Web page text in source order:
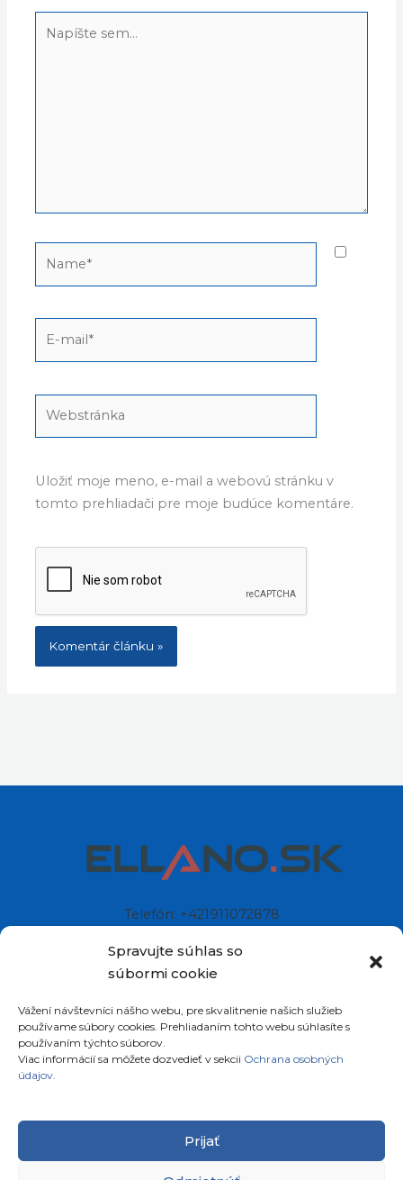
Spravujte súhlas so
súbormi cookie
Vážení návštevníci nášho webu, pre skvalitnenie našich služieb
používame súbory cookies. Prehliadaním tohto webu súhlasíte s
používaním týchto súborov.
Viac informácií sa môžete dozvedieť v sekcii Ochrana osobných
údajov.
Prijať
sem...
Uložiť moje meno, e-mail a webovú stránku v
tomto prehliadači pre moje budúce komentáre.
Telefón: +421911072878
Sídlo: Štiavnička 211/49
Slovenská republika